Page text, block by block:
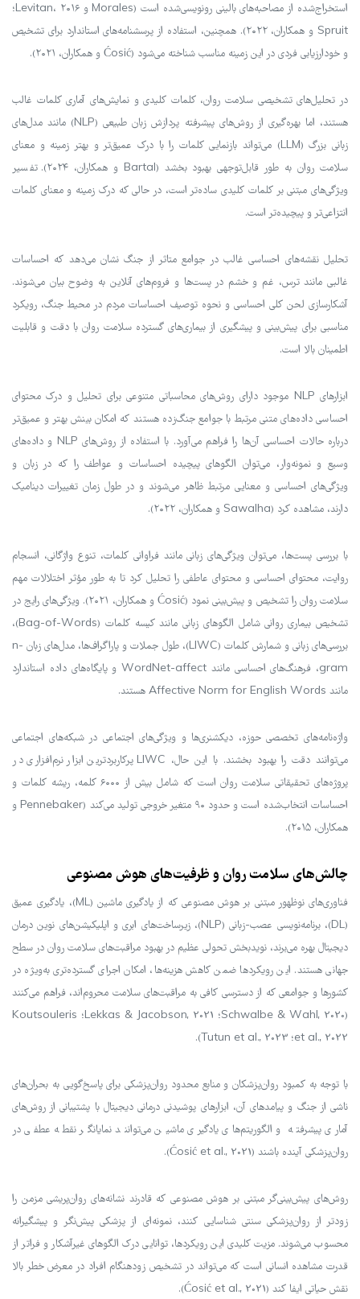
استخراج‌شده از مصاحبه‌های بالینی رونویسی‌شده است (Morales و Levitan، ۲۰۱۶؛
Spruit و همکاران، ۲۰۲۲). همچنین، استفاده از پرسشنامه‌های استاندارد برای تشخیص
و خودارزیابی فردی در این زمینه مناسب شناخته می‌شود (Ćosić و همکاران، ۲۰۲۱).
در تحلیل‌های تشخیصی سلامت روان، کلمات کلیدی و نمایش‌های آماری کلمات غالب
هستند، اما بهره‌گیری از روش‌های پیشرفته پردازش زبان طبیعی (NLP) مانند مدل‌های
زبانی بزرگ (LLM) می‌تواند بازنمایی کلمات را با درک عمیق‌تر و بهتر زمینه و معنای
سلامت روان به طور قابل‌توجهی بهبود بخشد (Bartal و همکاران، ۲۰۲۴). تفسیر
ویژگی‌های مبتنی بر کلمات کلیدی ساده‌تر است، در حالی که درک زمینه و معنای کلمات
انتزاعی‌تر و پیچیده‌تر است.
تحلیل نقشه‌های احساسی غالب در جوامع متاثر از جنگ نشان می‌دهد که احساسات
غالبی مانند ترس، غم و خشم در پست‌ها و فروم‌های آنلاین به وضوح بیان می‌شوند.
آشکارسازی لحن کلی احساسی و نحوه توصیف احساسات مردم در محیط جنگ، رویکرد
مناسبی برای پیش‌بینی و پیشگیری از بیماری‌های گسترده سلامت روان با دقت و قابلیت
اطمینان بالا است.
ابزارهای NLP موجود دارای روش‌های محاسباتی متنوعی برای تحلیل و درک محتوای
احساسی داده‌های متنی مرتبط با جوامع جنگ‌زده هستند که امکان بینش بهتر و عمیق‌تر
درباره حالات احساسی آن‌ها را فراهم می‌آورد. با استفاده از روش‌های NLP و داده‌های
وسیع و نمونه‌وار، می‌توان الگوهای پیچیده احساسات و عواطف را که در زبان و
ویژگی‌های احساسی و معنایی مرتبط ظاهر می‌شوند و در طول زمان تغییرات دینامیک
دارند، مشاهده کرد (Sawalha و همکاران، ۲۰۲۲).
با بررسی پست‌ها، می‌توان ویژگی‌های زبانی مانند فراوانی کلمات، تنوع واژگانی، انسجام
روایت، محتوای احساسی و محتوای عاطفی را تحلیل کرد تا به طور مؤثر اختلالات مهم
سلامت روان را تشخیص و پیش‌بینی نمود (Ćosić و همکاران، ۲۰۲۱). ویژگی‌های رایج در
تشخیص بیماری روانی شامل الگوهای زبانی مانند کیسه کلمات (Bag-of-Words)،
بررسی‌های زبانی و شمارش کلمات (LIWC)، طول جملات و پاراگراف‌ها، مدل‌های زبان n-
gram، فرهنگ‌های احساسی مانند WordNet-affect و پایگاه‌های داده استاندارد
مانند Affective Norm for English Words هستند.
واژه‌نامه‌های تخصصی حوزه، دیکشنری‌ها و ویژگی‌های اجتماعی در شبکه‌های اجتماعی
می‌توانند دقت را بهبود بخشند. با این حال، LIWC پرکاربردترین ابزار نرم‌افزاری در
پروژه‌های تحقیقاتی سلامت روان است که شامل بیش از ۶۰۰۰ کلمه، ریشه کلمات و
احساسات انتخاب‌شده است و حدود ۹۰ متغیر خروجی تولید می‌کند (Pennebaker و
همکاران، ۲۰۱۵).
چالش‌های سلامت روان و ظرفیت‌های هوش مصنوعی
فناوری‌های نوظهور مبتنی بر هوش مصنوعی که از یادگیری ماشین (ML)، یادگیری عمیق
(DL)، برنامه‌نویسی عصب‌-زبانی (NLP)، زیرساخت‌های ابری و اپلیکیشن‌های نوین درمان
دیجیتال بهره می‌برند، نویدبخش تحولی عظیم در بهبود مراقبت‌های سلامت روان در سطح
جهانی هستند. این رویکردها ضمن کاهش هزینه‌ها، امکان اجرای گسترده‌تری به‌ویژه در
کشورها و جوامعی که از دسترسی کافی به مراقبت‌های سلامت محروم‌اند، فراهم می‌کنند
(Schwalbe & Wahl, 2020؛ Lekkas & Jacobson, 2021؛ Koutsouleris
et al., 2022؛ Tutun et al., 2023).
با توجه به کمبود روان‌پزشکان و منابع محدود روان‌پزشکی برای پاسخ‌گویی به بحران‌های
ناشی از جنگ و پیامدهای آن، ابزارهای پوشیدنی درمانی دیجیتال با پشتیبانی از روش‌های
آماری پیشرفته و الگوریتم‌های یادگیری ماشین می‌توانند نمایانگر نقطه عطفی در
روان‌پزشکی آینده باشند (Ćosić et al., 2021).
روش‌های پیش‌بینی‌گر مبتنی بر هوش مصنوعی که قادرند نشانه‌های روان‌پریشی مزمن را
زودتر از روان‌پزشکی سنتی شناسایی کنند، نمونه‌ای از پزشکی پیش‌نگر و پیشگیرانه
محسوب می‌شوند. مزیت کلیدی این رویکردها، توانایی درک الگوهای غیرآشکار و فراتر از
قدرت مشاهده انسانی است که می‌تواند در تشخیص زودهنگام افراد در معرض خطر بالا
نقش حیاتی ایفا کند (Ćosić et al., 2021).